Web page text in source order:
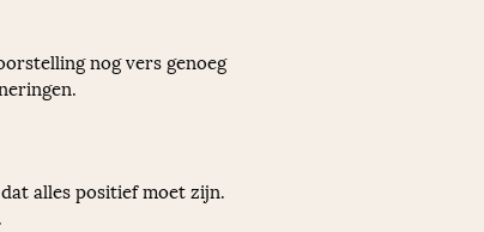
nog vers genoeg
alles positief moet zijn.